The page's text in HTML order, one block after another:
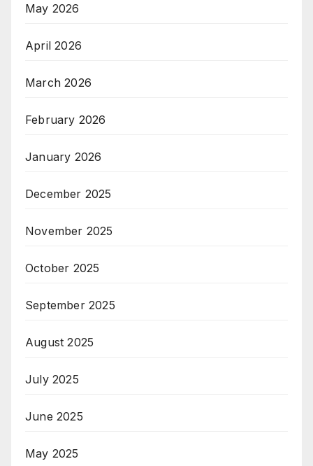
May 2026
April 2026
March 2026
February 2026
January 2026
December 2025
November 2025
October 2025
September 2025
August 2025
July 2025
June 2025
May 2025